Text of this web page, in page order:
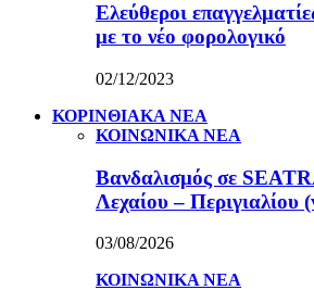
Ελεύθεροι
με το νέο φορολογικό
02/12/2023
ΚΟΡΙΝΘΙΑΚΑ ΝΕΑ
ΚΟΙΝΩΝΙΚΑ ΝΕΑ
Βανδαλισμός σε
Λεχαίου – Περιγιαλίου
03/08/2026
ΚΟΙΝΩΝΙΚΑ ΝΕΑ